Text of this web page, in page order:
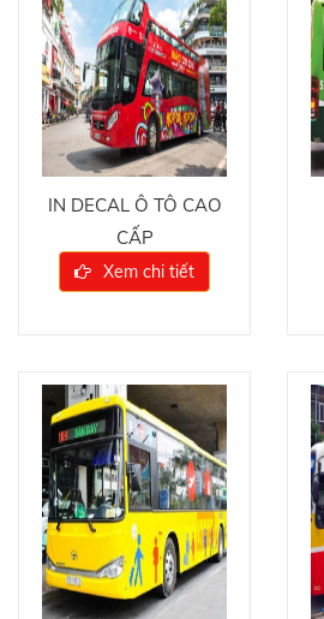
IN DECAL Ô TÔ CAO
CẤP
Xem chi tiết